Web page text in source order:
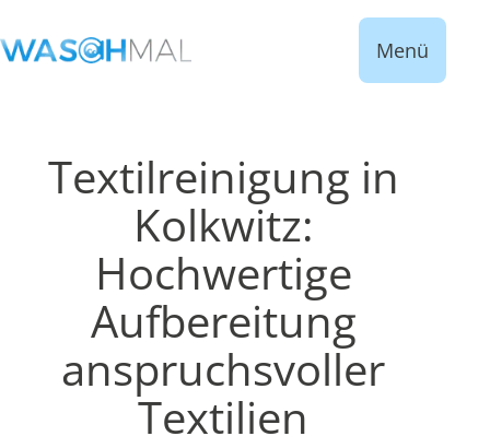
Menü
Textilreinigung in
Kolkwitz:
Hochwertige
Aufbereitung
anspruchsvoller
Textilien